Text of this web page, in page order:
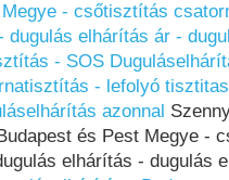
- csőtisztítás
dugulás elhárítás ár -
- SOS
- lefolyó
azonnal
és Pest Megye -
elhárítás - dugulás